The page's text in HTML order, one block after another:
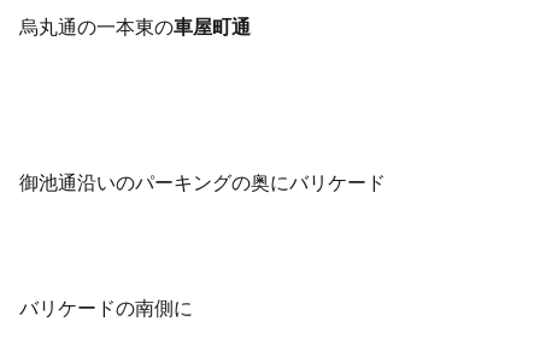
烏丸通の一本東の車屋町通
御池通沿いのパーキングの奥にバリケード
バリケードの南側に